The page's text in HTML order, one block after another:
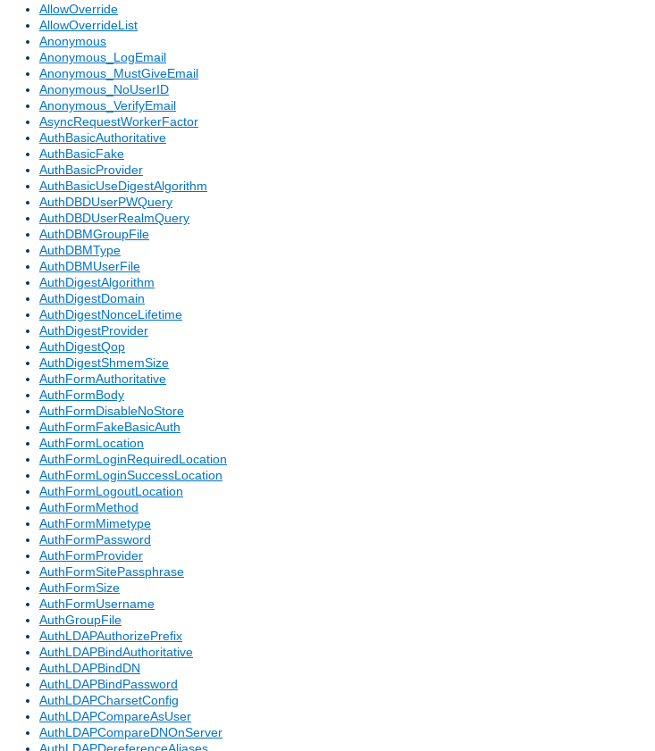
AllowOverride
AllowOverrideList
Anonymous
Anonymous_LogEmail
Anonymous_MustGiveEmail
Anonymous_NoUserID
Anonymous_VerifyEmail
AsyncRequestWorkerFactor
AuthBasicAuthoritative
AuthBasicFake
AuthBasicProvider
AuthBasicUseDigestAlgorithm
AuthDBDUserPWQuery
AuthDBDUserRealmQuery
AuthDBMGroupFile
AuthDBMType
AuthDBMUserFile
AuthDigestAlgorithm
AuthDigestDomain
AuthDigestNonceLifetime
AuthDigestProvider
AuthDigestQop
AuthDigestShmemSize
AuthFormAuthoritative
AuthFormBody
AuthFormDisableNoStore
AuthFormFakeBasicAuth
AuthFormLocation
AuthFormLoginRequiredLocation
AuthFormLoginSuccessLocation
AuthFormLogoutLocation
AuthFormMethod
AuthFormMimetype
AuthFormPassword
AuthFormProvider
AuthFormSitePassphrase
AuthFormSize
AuthFormUsername
AuthGroupFile
AuthLDAPAuthorizePrefix
AuthLDAPBindAuthoritative
AuthLDAPBindDN
AuthLDAPBindPassword
AuthLDAPCharsetConfig
AuthLDAPCompareAsUser
AuthLDAPCompareDNOnServer